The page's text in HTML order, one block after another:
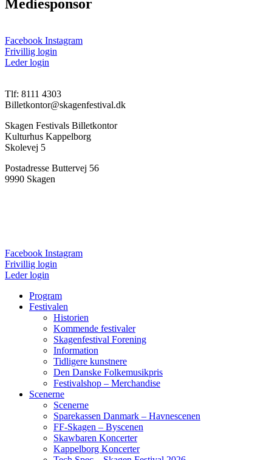
Mediesponsor
Facebook Instagram
Frivillig login
Leder login
Tlf: 8111 4303
Billetkontor@skagenfestival.dk
Skagen Festivals Billetkontor
Kulturhus Kappelborg
Skolevej 5
Postadresse Buttervej 56
9990 Skagen
Facebook Instagram
Frivillig login
Leder login
Program
Festivalen
Historien
Kommende festivaler
Skagenfestival Forening
Information
Tidligere kunstnere
Den Danske Folkemusikpris
Festivalshop – Merchandise
Scenerne
Scenerne
Sparekassen Danmark – Havnescenen
FF-Skagen – Byscenen
Skawbaren Koncerter
Kappelborg Koncerter